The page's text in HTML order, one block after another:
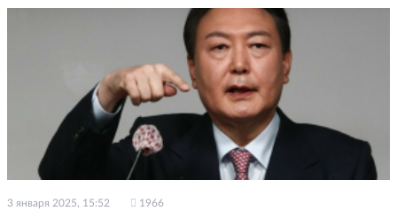
3 января 2025, 15:52 1966